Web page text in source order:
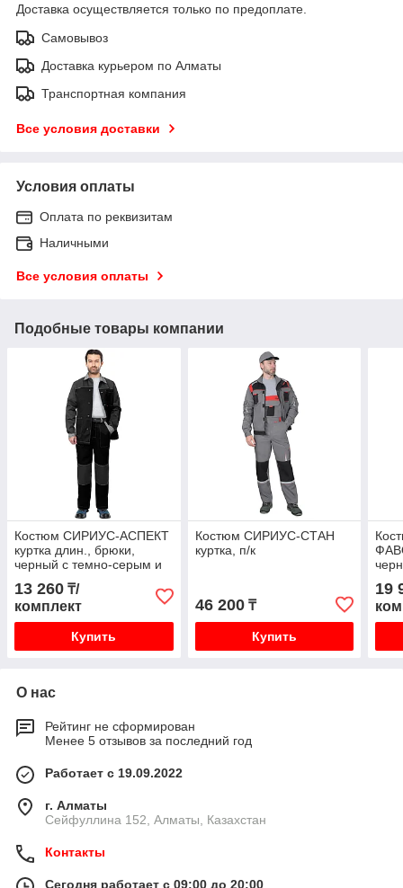
Доставка осуществляется только по предоплате.
Самовывоз
Доставка курьером по Алматы
Транспортная компания
Все условия доставки
Условия оплаты
Оплата по реквизитам
Наличными
Все условия оплаты
Подобные товары компании
Костюм СИРИУС-АСПЕКТ
куртка длин., брюки,
черный с темно-серым и
светло-серой отделкой
13 260 ₸/
комплект
Купить
Костюм СИРИУС-СТАН
куртка, п/к
46 200₸
Купить
19
О нас
Рейтинг не сформирован
Менее 5 отзывов за последний год
Работает с 19.09.2022
г. Алматы
Сейфуллина 152, Алматы, Казахстан
Контакты
Сегодня работает с 09:00 до 20:00